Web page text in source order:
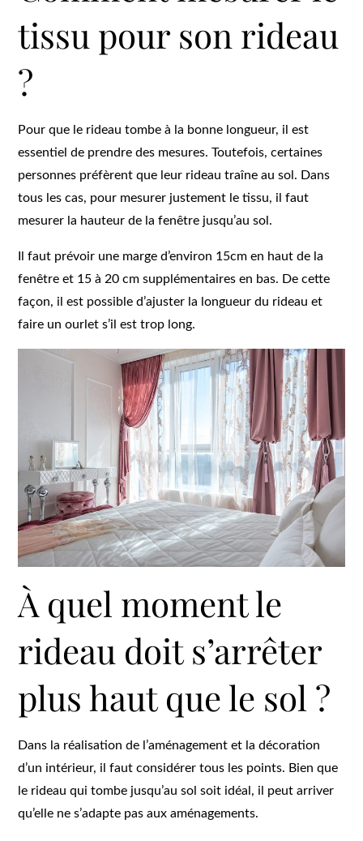
tissu pour son rideau
?
Pour que le rideau tombe à la bonne longueur, il est
essentiel de prendre des mesures. Toutefois, certaines
personnes préfèrent que leur rideau traîne au sol. Dans
tous les cas, pour mesurer justement le tissu, il faut
mesurer la hauteur de la fenêtre jusqu’au sol.
Il faut prévoir une marge d’environ 15cm en haut de la
fenêtre et 15 à 20 cm supplémentaires en bas. De cette
façon, il est possible d’ajuster la longueur du rideau et
faire un ourlet s’il est trop long.
À quel moment le
rideau doit s’arrêter
plus haut que le sol ?
Dans la réalisation de l’aménagement et la décoration
d’un intérieur, il faut considérer tous les points. Bien que
le rideau qui tombe jusqu’au sol soit idéal, il peut arriver
qu’elle ne s’adapte pas aux aménagements.